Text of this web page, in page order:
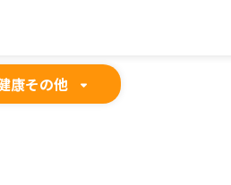
康その他